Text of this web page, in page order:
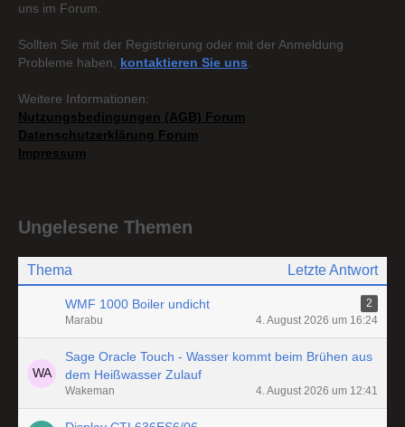
uns im Forum.
Sollten Sie mit der Registrierung oder mit der Anmeldung
Probleme haben, kontaktieren Sie uns
Weitere Informationen:
Nutzungsbedingungen (AGB) Forum
Datenschutzerklärung Forum
Impressum
Ungelesene Themen
Thema Letzte Antwort
WMF 1000 Boiler undicht
2
Marabu
4. August 2026 um 16:24
Sage Oracle Touch - Wasser kommt beim Brühen aus
dem Heißwasser Zulauf
Wakeman 4. August 2026 um 12:41